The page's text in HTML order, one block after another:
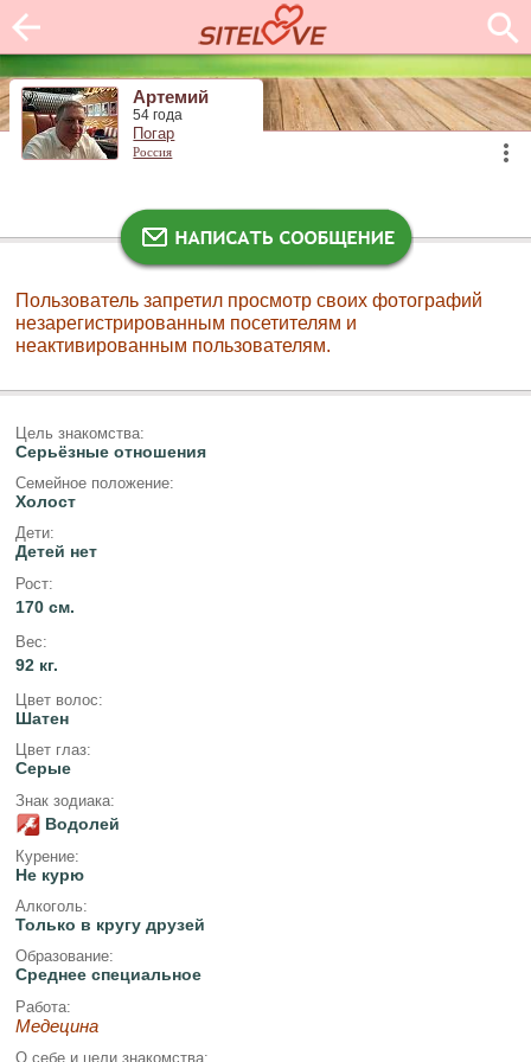
Артемий
54 года
Погар
Россия
Пользователь запретил просмотр своих фотографий
незарегистрированным посетителям и
неактивированным пользователям.
Цель знакомства:
Серьёзные отношения
Семейное положение:
Холост
Дети:
Детей нет
Рост:
170 см.
Вес:
92 кг.
Цвет волос:
Шатен
Цвет глаз:
Серые
Знак зодиака:
Водолей
Курение:
Не курю
Алкоголь:
Только в кругу друзей
Образование:
Среднее специальное
Работа:
Медецина
О себе и цели знакомства: